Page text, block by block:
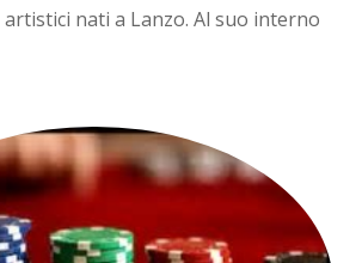
nati a Lanzo. Al suo interno